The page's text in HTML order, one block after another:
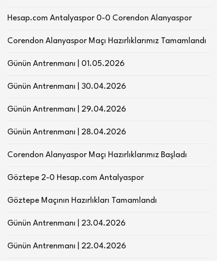
Hesap.com Antalyaspor 0-0 Corendon Alanyaspor
Corendon Alanyaspor Maçı Hazırlıklarımız Tamamlandı
Günün Antrenmanı | 01.05.2026
Günün Antrenmanı | 30.04.2026
Günün Antrenmanı | 29.04.2026
Günün Antrenmanı | 28.04.2026
Corendon Alanyaspor Maçı Hazırlıklarımız Başladı
Göztepe 2-0 Hesap.com Antalyaspor
Göztepe Maçının Hazırlıkları Tamamlandı
Günün Antrenmanı | 23.04.2026
Günün Antrenmanı | 22.04.2026